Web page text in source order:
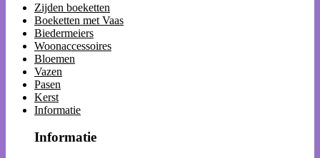
Zijden boeketten
Boeketten met Vaas
Biedermeiers
Woonaccessoires
Bloemen
Vazen
Pasen
Kerst
Informatie
Informatie